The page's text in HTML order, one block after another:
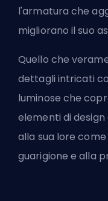
l'armatura che
migliorano il suo
Quello che
dettagli intricati
luminose che
elementi di
alla sua lore
guarigione e alla